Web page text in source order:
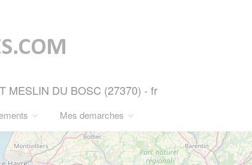
MESLIN DU BOSC (27370) - fr
Mes demarches